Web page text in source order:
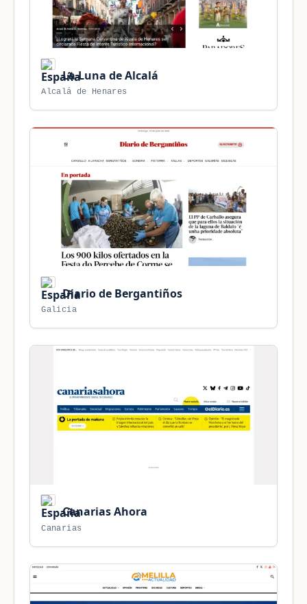
La Luna de Alcalá
Alcalá de Henares
Diario de Bergantiños
Galicia
Canarias Ahora
Canarias